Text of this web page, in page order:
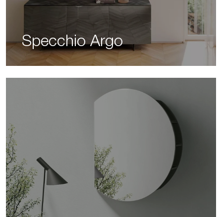
Specchio Argo